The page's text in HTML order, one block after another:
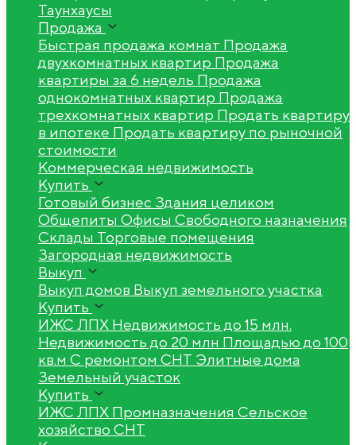
Таунхаусы
Продажа
Быстрая продажа комнат Продажа
двухкомнатных квартир Продажа
квартиры за 6 недель Продажа
однокомнатных квартир Продажа
трехкомнатных квартир Продать квартиру
в ипотеке Продать квартиру по рыночной
стоимости
Коммерческая недвижимость
Купить
Готовый бизнес Здания целиком
Общепиты Офисы Свободного назначения
Склады Торговые помещения
Загородная недвижимость
Выкуп
Выкуп домов Выкуп земельного участка
Купить
ИЖС ЛПХ Недвижимость до 15 млн.
Недвижимость до 20 млн Площадью до 100
кв.м С ремонтом СНТ Элитные дома
Земельный участок
Купить
ИЖС ЛПХ Промназначения Сельское
хозяйство СНТ